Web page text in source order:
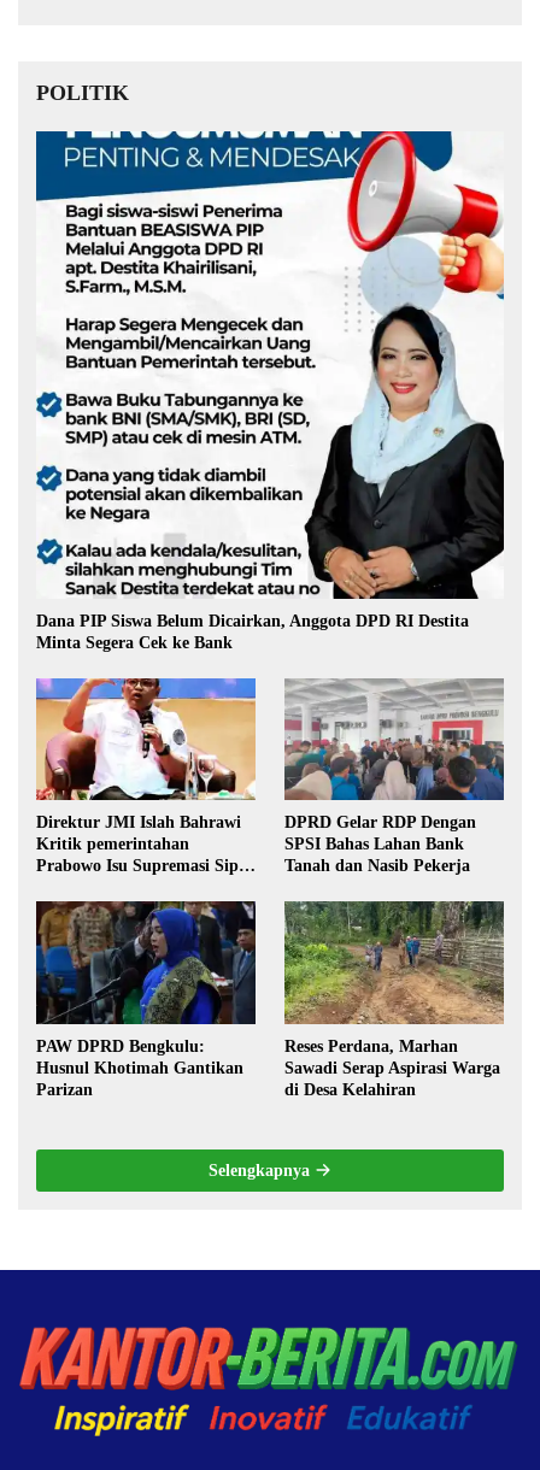
POLITIK
Dana PIP Siswa Belum Dicairkan, Anggota DPD RI Destita
Minta Segera Cek ke Bank
Direktur JMI Islah Bahrawi
Kritik pemerintahan
Prabowo Isu Supremasi Sipil,
Pilkada oleh DPRD
DPRD Gelar RDP Dengan
SPSI Bahas Lahan Bank
Tanah dan Nasib Pekerja
PAW DPRD Bengkulu:
Husnul Khotimah Gantikan
Parizan
Reses Perdana, Marhan
Sawadi Serap Aspirasi Warga
di Desa Kelahiran
Selengkapnya